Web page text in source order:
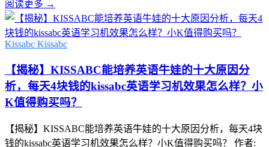
阅读更多 →
Kissabc Kissabc
【揭秘】KISSABC能培养英语牛娃的十大原因分
析，每天4块钱的kissabc英语学习机效果怎么样？小
K值得购买吗？
【揭秘】KISSABC能培养英语牛娃的十大原因分析，每天4块
钱的kissabc英语学习机效果怎么样？小K值得购买吗？ 作者: